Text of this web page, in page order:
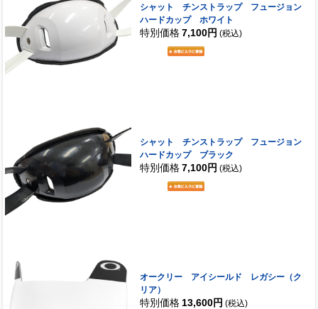
シャット チンストラップ フュージョン
ハードカップ ホワイト
特別価格 7,100円 (税込)
シャット チンストラップ フュージョン
ハードカップ ブラック
特別価格 7,100円 (税込)
オークリー アイシールド レガシー（ク
リア）
特別価格 13,600円 (税込)